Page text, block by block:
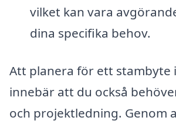
vilket kan vara
dina specifika behov.
Att planera för ett stambyte
innebär att du också
och projektledning. Genom